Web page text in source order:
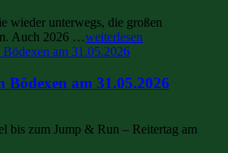
wieder unterwegs, die großen
Auch 2026 …weiterlesen
Bödexen am 31.05.2026
bis zum Jump & Run – Reitertag am